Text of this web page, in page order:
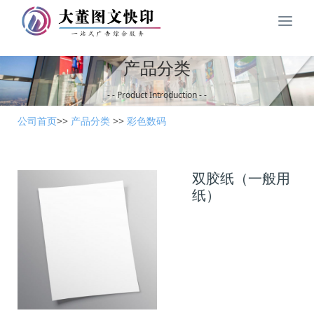
北
董
图
文
司
产品分类
- - Product Introduction - -
公司首页>> 产品分类 >> 彩色数码
双胶纸（一般用
纸）